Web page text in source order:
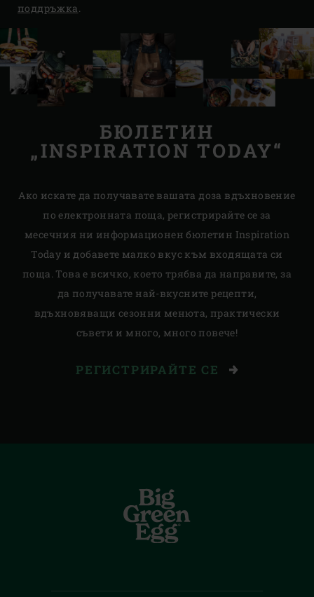
поддръжка.
БЮЛЕТИН
„INSPIRATION TODAY“
Ако искате да получавате вашата доза вдъхновение
по електронната поща, регистрирайте се за
месечния ни информационен бюлетин Inspiration
Today и добавете малко вкус към входящата си
поща. Това е всичко, което трябва да направите, за
да получавате най-вкусните рецепти,
вдъхновяващи сезонни менюта, практически
съвети и много, много повече!
РЕГИСТРИРАЙТЕ СЕ